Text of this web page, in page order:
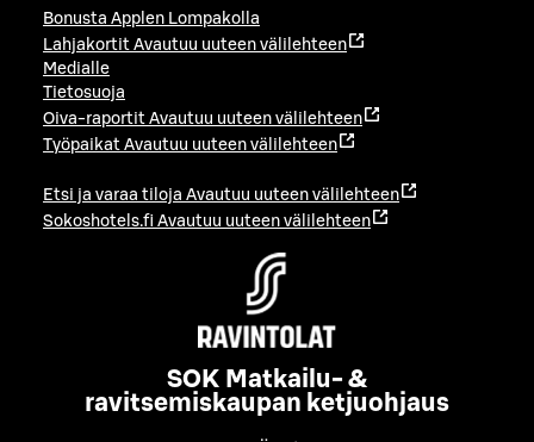
Bonusta Applen Lompakolla
Lahjakortit Avautuu uuteen välilehteen
Medialle
Tietosuoja
Oiva-raportit Avautuu uuteen välilehteen
Työpaikat Avautuu uuteen välilehteen
Etsi ja varaa tiloja Avautuu uuteen välilehteen
Sokoshotels.fi Avautuu uuteen välilehteen
SOK Matkailu- &
ravitsemiskaupan ketjuohjaus